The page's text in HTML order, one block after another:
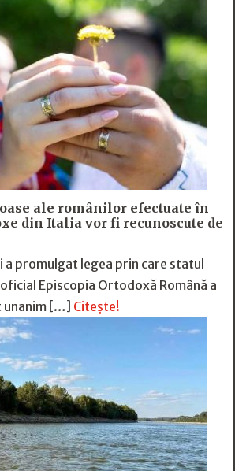
ale românilor efectuate în
din Italia vor fi recunoscute de
promulgat legea prin care statul
Episcopia Ortodoxă Română a
unanim […] Citește!